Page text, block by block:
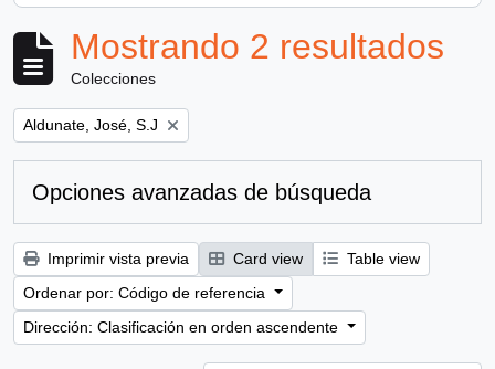
Mostrando 2 resultados
Colecciones
Remove filter:
Aldunate, José, S.J
Opciones avanzadas de búsqueda
Imprimir vista previa Card view
Table view
Ordenar por: Código de referencia
Dirección: Clasificación en orden ascendente